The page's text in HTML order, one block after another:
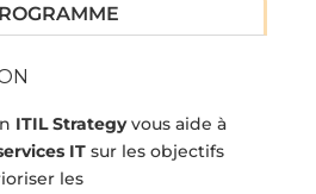
ITIL Strategyvous aide à
ITsur les objectifs
les